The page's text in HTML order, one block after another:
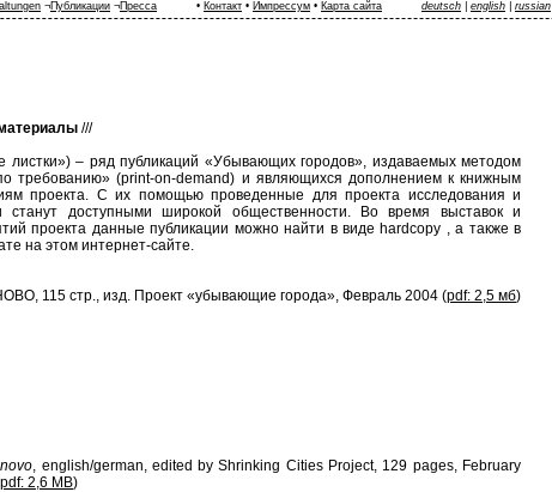
///
листки») – ряд публикаций «Убывающих городов», издаваемых методом
требованию» (print-on-demand) и являющихся дополнением к книжным
проекта. С их помощью проведенные для проекта исследования и
станут доступными широкой общественности. Во время выставок и
проекта данные публикации можно найти в виде hardcopy , а также в
на этом интернет-сайте.
115 стр., изд. Проект «убывающие города», Февраль 2004 (pdf: 2,5 мб)
, english/german, edited by Shrinking Cities Project, 129 pages, February
pdf: 2,6 MB)
¬Публикации ¬Пресса • Контакт • Импрессум • Карта сайта deutsch english russian